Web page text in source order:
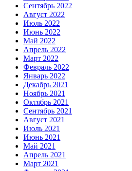
Сентябрь 2022
Август 2022
Июль 2022
Июнь 2022
Май 2022
Апрель 2022
Март 2022
Февраль 2022
Январь 2022
Декабрь 2021
Ноябрь 2021
Октябрь 2021
Сентябрь 2021
Август 2021
Июль 2021
Июнь 2021
Май 2021
Апрель 2021
Март 2021